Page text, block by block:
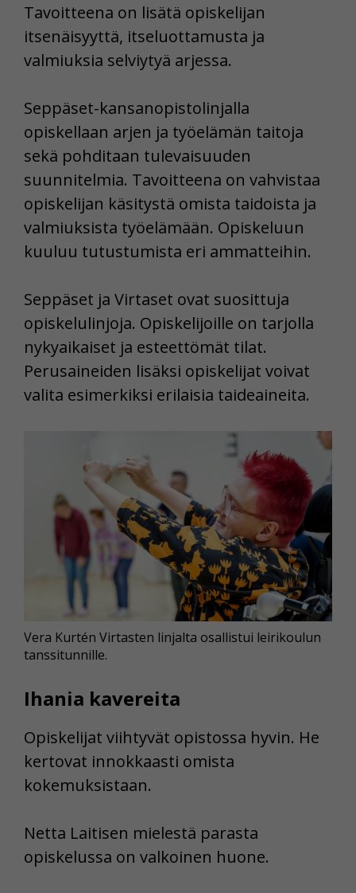
Tavoitteena on lisätä opiskelijan
itsenäisyyttä, itseluottamusta ja
valmiuksia selviytyä arjessa.
Seppäset-kansanopistolinjalla
opiskellaan arjen ja työelämän taitoja
sekä pohditaan tulevaisuuden
suunnitelmia. Tavoitteena on vahvistaa
opiskelijan käsitystä omista taidoista ja
valmiuksista työelämään. Opiskeluun
kuuluu tutustumista eri ammatteihin.
Seppäset ja Virtaset ovat suosittuja
opiskelulinjoja. Opiskelijoille on tarjolla
nykyaikaiset ja esteettömät tilat.
Perusaineiden lisäksi opiskelijat voivat
valita esimerkiksi erilaisia taideaineita.
Vera Kurtén Virtasten linjalta osallistui leirikoulun
tanssitunnille.
Ihania kavereita
Opiskelijat viihtyvät opistossa hyvin. He
kertovat innokkaasti omista
kokemuksistaan.
Netta Laitisen mielestä parasta
opiskelussa on valkoinen huone.